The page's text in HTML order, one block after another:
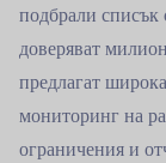
подбрали
доверяват
предлагат
мониторинг на
ограничения и